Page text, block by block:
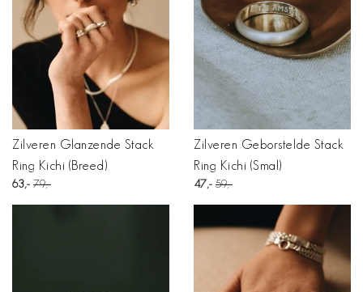
Zilveren Glanzende Stack
Ring Kichi (Breed)
63 79
Zilveren Geborstelde Stack
Ring Kichi (Smal)
47 59